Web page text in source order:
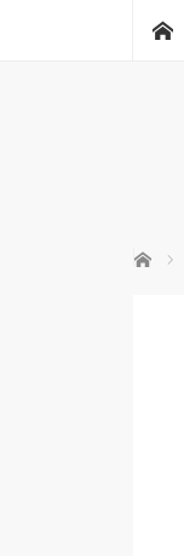
ホーム